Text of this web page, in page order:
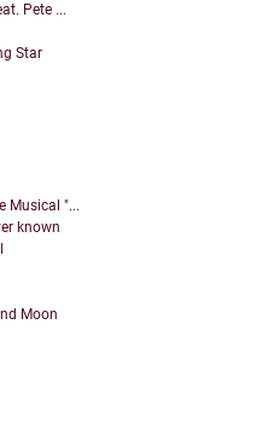
Pete ...
Star
Musical "...
known
Moon